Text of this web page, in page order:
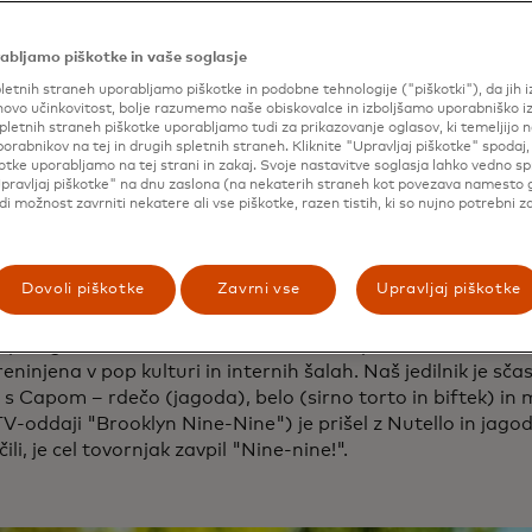
večera v kavarni smo se odločili, da je čas, da nehamo
seveda pripeljalo do odločitve za vaflje! Pa ne kar kateri
bi se za vaflje v lieškem slogu. To so vrste belgijskih
testa, podobnega briošu, in polnjenih s sladkornimi
vaflje, se biseri na zunanji strani karamelizirajo in
ko se tisti v notranjosti delno stopijo in se med
je vafelj, ki je na zunanji strani zlato rjav, v notranjosti
žepki.
prilagodili sebi, smo se osredotočili na prelive in vsemu
v pop kulturi in internih šalah. Naš jedilnik je
s Capom – rdečo (jagoda), belo (sirno torto in biftek) in
oddaji "Brooklyn Nine-Nine") je prišel z Nutello in
je cel tovornjak zavpil "Nine-nine!".
piškotke in vaše soglasje
straneh uporabljamo piškotke in podobne tehnologije ("piškotki"), da jih
učinkovitost, bolje razumemo naše obiskovalce in izboljšamo uporabniško
straneh piškotke uporabljamo tudi za prikazovanje oglasov, ki temeljijo
na tej in drugih spletnih straneh. Kliknite "Upravljaj piškotke" spodaj,
uporabljamo na tej strani in zakaj. Svoje nastavitve soglasja lahko vedno
piškotke" na dnu zaslona (na nekaterih straneh kot povezava namesto
možnost zavrniti nekatere ali vse piškotke, razen tistih, ki so nujno potrebni
Dovoli piškotke Zavrni vse Upravljaj piškotke